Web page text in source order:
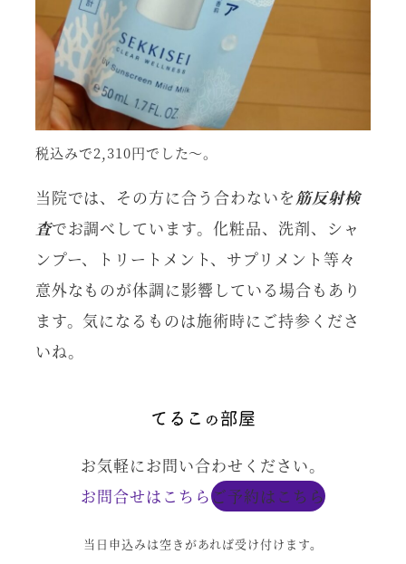
税込みで2,310円でした～。
当院では、その方に合う合わないを筋反射検
査でお調べしています。化粧品、洗剤、シャ
ンプー、トリートメント、サプリメント等々
意外なものが体調に影響している場合もあり
ます。気になるものは施術時にご持参くださ
いね。
お気軽にお問い合わせください。
お問合せはこちらご予約はこちら
当日申込みは空きがあれば受け付けます。